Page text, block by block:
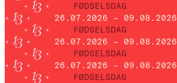
FØDSELSDAG
26.07.2026 – 09.08.2026
FØDSELSDAG
26.07.2026 – 09.08.2026
FØDSELSDAG
26.07.2026 – 09.08.2026
FØDSELSDAG